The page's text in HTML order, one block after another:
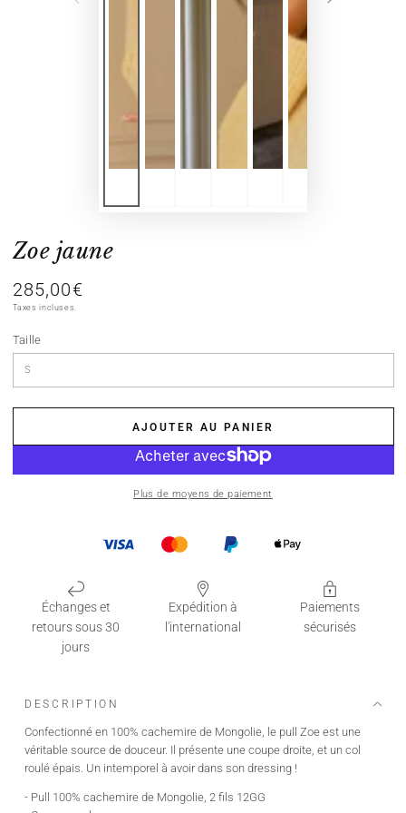
Zoe jaune
Prix
normal
285,00€
Taxes incluses.
Taille
AJOUTER AU PANIER
Plus de moyens de paiement
Échanges et
retours sous 30
jours
Expédition à
l'international
Paiements
sécurisés
DESCRIPTION
Confectionné en 100% cachemire de Mongolie, le pull Zoe est une
véritable source de douceur. Il présente une coupe droite, et un col
roulé épais. Un intemporel à avoir dans son dressing !
- Pull 100% cachemire de Mongolie, 2 fils 12GG